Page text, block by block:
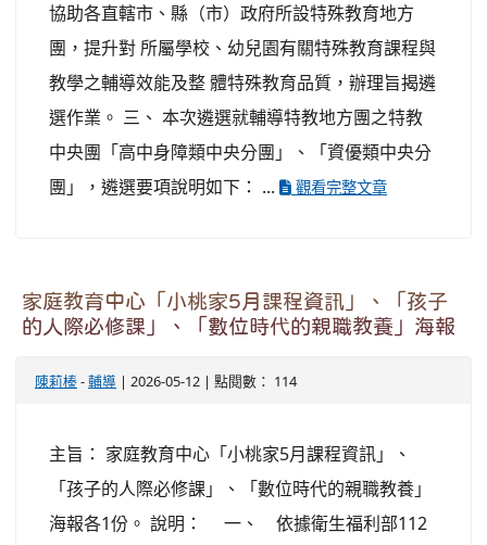
協助各直轄市、縣（市）政府所設特殊教育地方
團，提升對 所屬學校、幼兒園有關特殊教育課程與
教學之輔導效能及整 體特殊教育品質，辦理旨揭遴
選作業。 三、 本次遴選就輔導特教地方團之特教
中央團「高中身障類中央分團」、「資優類中央分
團」，遴選要項說明如下： ...
觀看完整文章
家庭教育中心「小桃家5月課程資訊」、「孩子
的人際必修課」、「數位時代的親職教養」海報
陳莉榛-輔導 | 2026-05-12 | 點閱數： 114
主旨： 家庭教育中心「小桃家5月課程資訊」、
「孩子的人際必修課」、「數位時代的親職教養」
海報各1份。 說明： 一、 依據衛生福利部112